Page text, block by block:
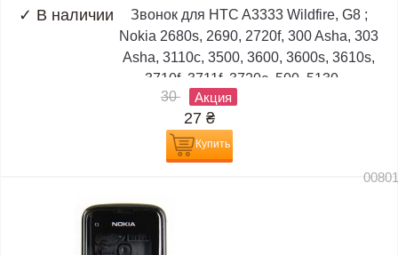
✓ В наличии
Звонок для HTC A3333 Wildfire, G8 ;
Nokia 2680s, 2690, 2720f, 300 Asha, 303
Asha, 3110c, 3500, 3600, 3600s, 3610s,
3710f, 3711f, 3720c, 500, 5130,...
30
Акция
27 ₴
Купить